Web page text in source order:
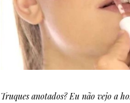
Truques anotados? Eu não vejo a